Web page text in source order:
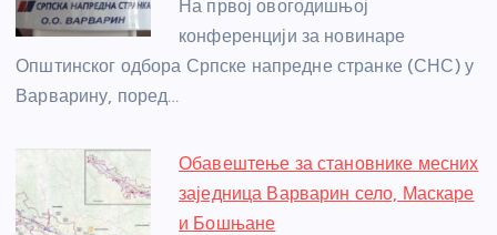
o
k
er
p
На првој овогодишњој
конференцији за новинаре
Општинског одбора Српске напредне странке (СНС) у
Варварину, поред…
Обавештење за становнике месних
заједница Варварин село, Маскаре
и Бошњане